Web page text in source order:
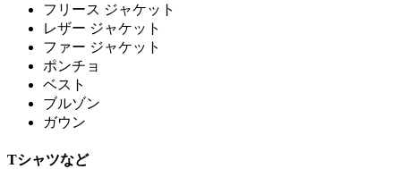
フリース ジャケット
レザー ジャケット
ファー ジャケット
ポンチョ
ベスト
ブルゾン
ガウン
Tシャツなど